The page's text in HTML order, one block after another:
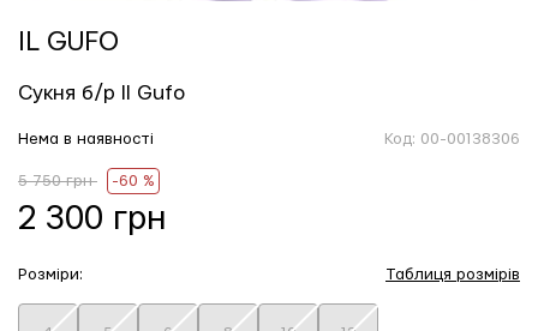
IL GUFO
Сукня б/р Il Gufo
Нема в наявності Код: 00-00138306
5 750 грн -60 %
2 300 грн
Розміри: Таблиця розмірів